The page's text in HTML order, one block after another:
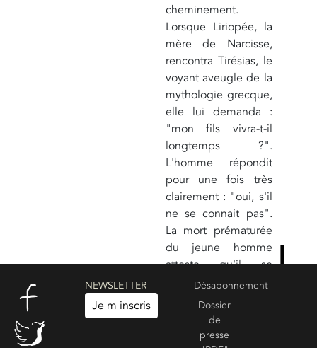
cheminement.
Lorsque Liriopée, la
mère de Narcisse,
rencontra Tirésias, le
voyant aveugle de la
mythologie grecque,
elle lui demanda :
"mon fils vivra-t-il
longtemps ?".
L'homme répondit
pour une fois très
clairement : "oui, s'il
ne se connait pas".
La mort prématurée
du jeune homme
atteste qu'il se
connut avec
précision et sa vie
décrit ce parcours
initiatique vers la
NEWSLETTER
Je m inscris
Désabonnement
Dossier
de
presse